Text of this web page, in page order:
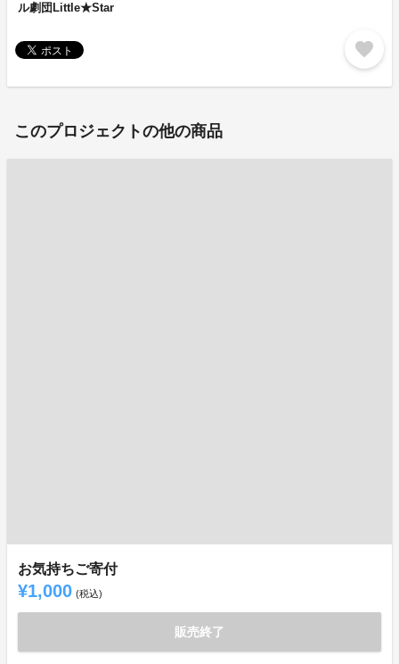
ル劇団Little★Star
favorite
このプロジェクトの他の商品
お気持ちご寄付
¥1,000 (税込)
販売終了